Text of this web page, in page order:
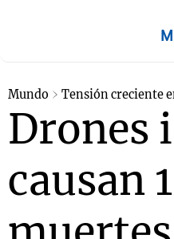
Mundo Tensión creciente
Drones
causan